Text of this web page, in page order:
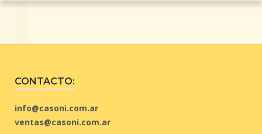
CONTACTO:
info@casoni.com.ar
ventas@casoni.com.ar